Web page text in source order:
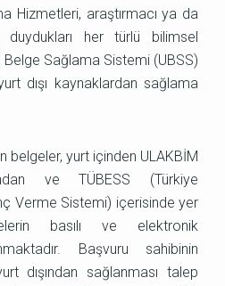
Hizmetleri, araştırmacı ya da
duydukları her türlü bilimsel
Belge Sağlama Sistemi (UBSS)
dışı kaynaklardan sağlama
belgeler, yurt içinden ULAKBİM
ve TÜBESS (Türkiye
Verme Sistemi) içerisinde yer
basılı ve elektronik
Başvuru sahibinin
dışından sağlanması talep